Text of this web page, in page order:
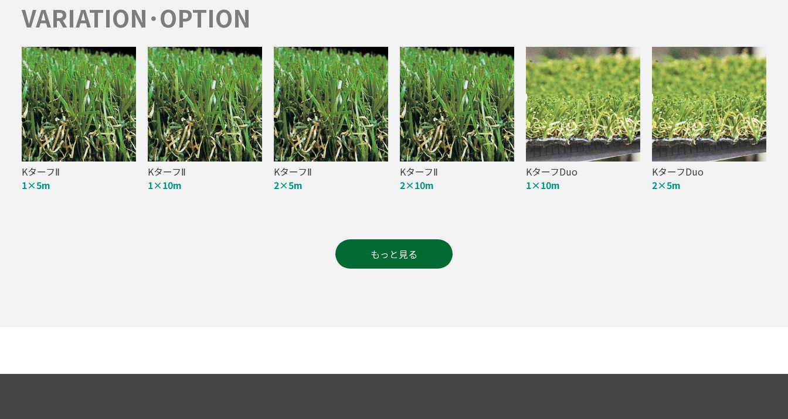
VARIATION･OPTION
KターフⅡ
1×5m
KターフⅡ
1×10m
KターフⅡ
2×5m
KターフⅡ
2×10m
KターフDuo
1×10m
KターフDuo
2×5m
もっと見る